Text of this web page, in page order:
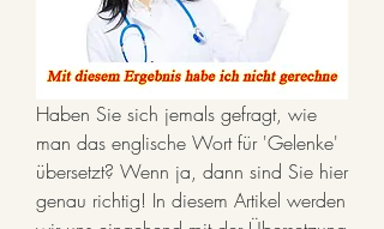
Haben Sie sich jemals gefragt, wie
man das englische Wort für 'Gelenke'
übersetzt? Wenn ja, dann sind Sie hier
genau richtig! In diesem Artikel werden